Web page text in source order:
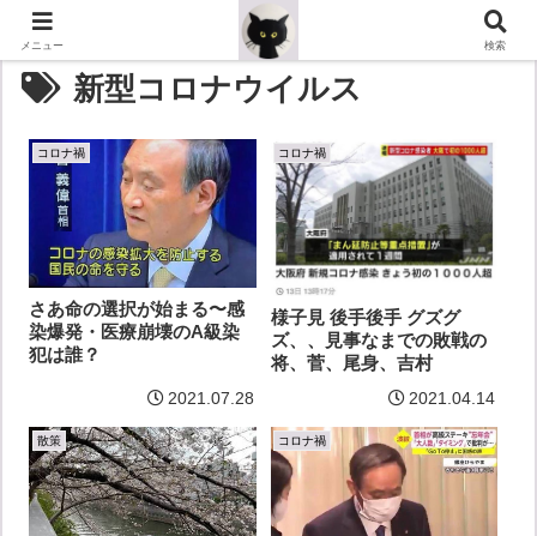
新型コロナウイルス
コロナ禍
さあ命の選択が始まる〜感
染爆発・医療崩壊のA級染
犯は誰？
2021.07.28
コロナ禍
様子見 後手後手 グズグ
ズ、、見事なまでの敗戦の
将、菅、尾身、吉村
2021.04.14
散策 コロナ禍
メニュー 検索